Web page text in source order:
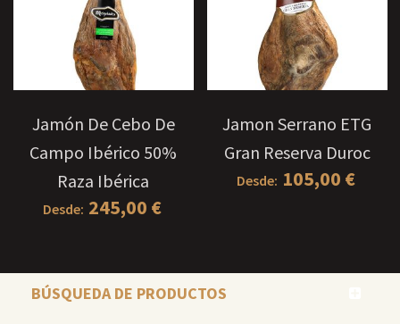
Jamón De Cebo De
Campo Ibérico 50%
Raza Ibérica
Desde: 245,00 €
Jamon Serrano ETG
Gran Reserva Duroc
Desde: 105,00 €
BÚSQUEDA DE PRODUCTOS